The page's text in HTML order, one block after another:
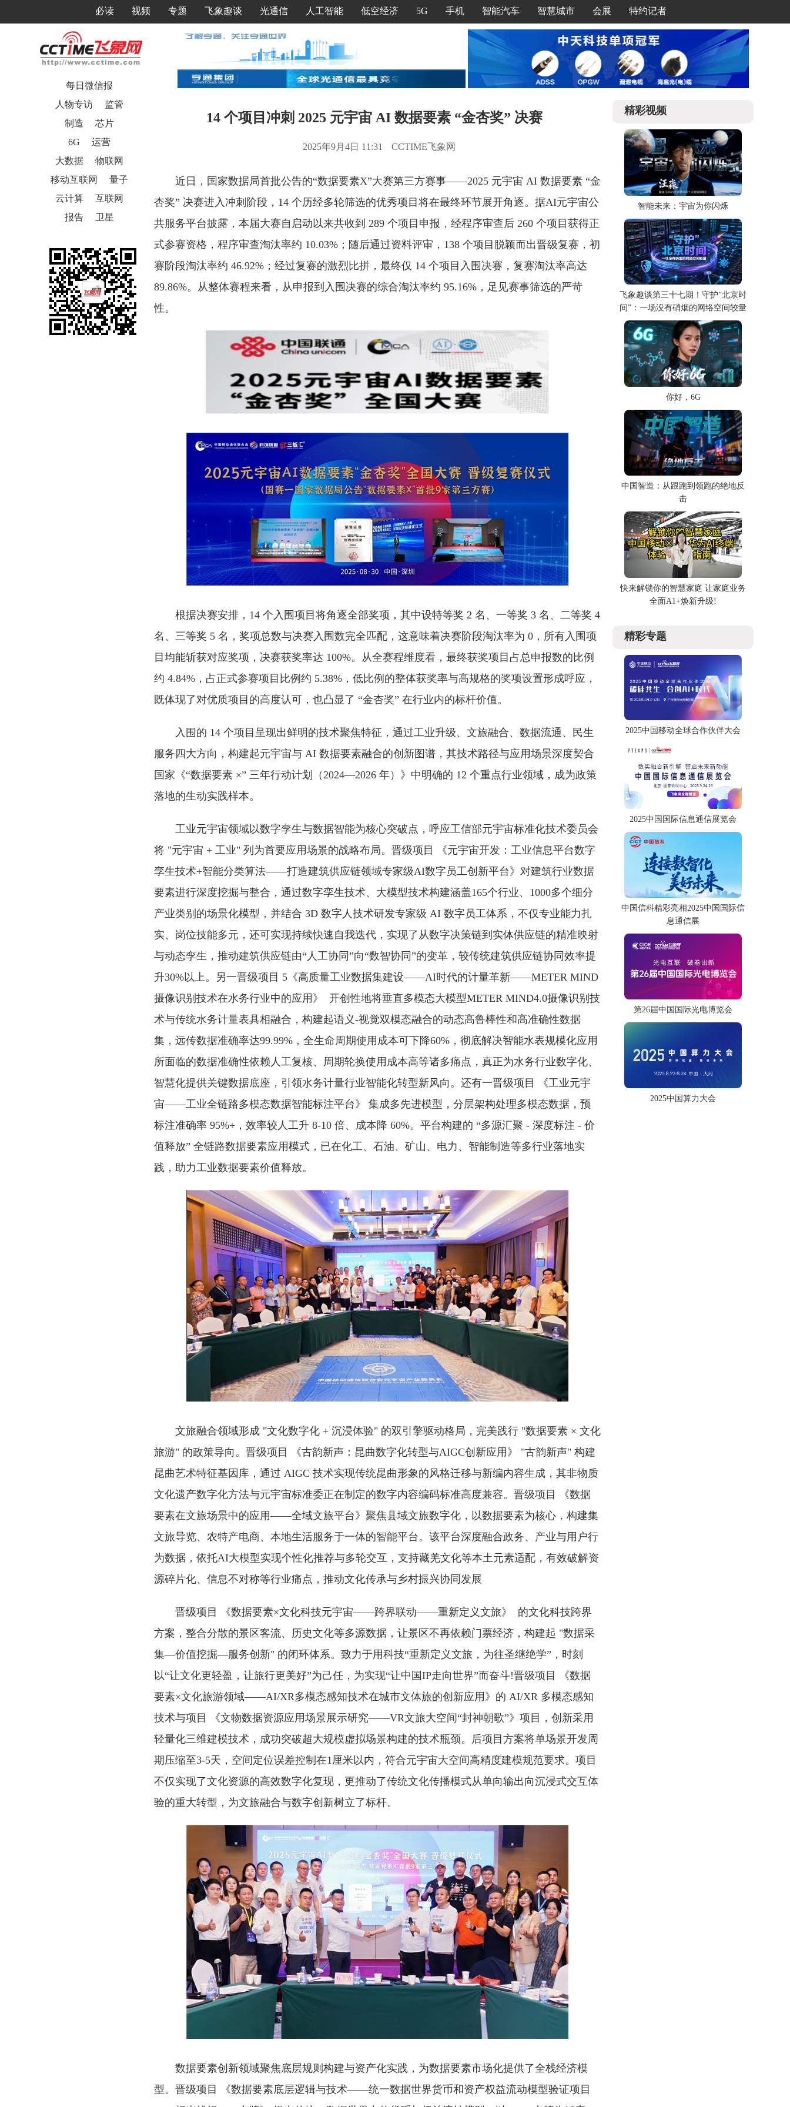
必读 视频 专题 飞象趣谈 光通信 人工智能 低空经济 5G 手机 智能汽车 智慧城市 会展 特约记者
每日微信报
人物专访
监管
制造
芯片
6G
运营
大数据
物联网
移动互联网
量子
云计算
互联网
报告
卫星
14 个项目冲刺 2025 元宇宙 AI 数据要素 “金杏奖” 决赛
2025年9月4日 11:31 CCTIME飞象网
近日，国家数据局首批公告的“数据要素X”大赛第三方赛事——2025 元宇宙 AI 数据要素 “金
杏奖” 决赛进入冲刺阶段，14 个历经多轮筛选的优秀项目将在最终环节展开角逐。据AI元宇宙公
共服务平台披露，本届大赛自启动以来共收到 289 个项目申报，经程序审查后 260 个项目获得正
式参赛资格，程序审查淘汰率约 10.03%；随后通过资料评审，138 个项目脱颖而出晋级复赛，初
赛阶段淘汰率约 46.92%；经过复赛的激烈比拼，最终仅 14 个项目入围决赛，复赛淘汰率高达
89.86%。从整体赛程来看，从申报到入围决赛的综合淘汰率约 95.16%，足见赛事筛选的严苛
性。
根据决赛安排，14 个入围项目将角逐全部奖项，其中设特等奖 2 名、一等奖 3 名、二等奖 4
名、三等奖 5 名，奖项总数与决赛入围数完全匹配，这意味着决赛阶段淘汰率为 0，所有入围项
目均能斩获对应奖项，决赛获奖率达 100%。从全赛程维度看，最终获奖项目占总申报数的比例
约 4.84%，占正式参赛项目比例约 5.38%，低比例的整体获奖率与高规格的奖项设置形成呼应，
既体现了对优质项目的高度认可，也凸显了 “金杏奖” 在行业内的标杆价值。
入围的 14 个项目呈现出鲜明的技术聚焦特征，通过工业升级、文旅融合、数据流通、民生
服务四大方向，构建起元宇宙与 AI 数据要素融合的创新图谱，其技术路径与应用场景深度契合
国家《“数据要素 ×” 三年行动计划（2024—2026 年）》中明确的 12 个重点行业领域，成为政策
落地的生动实践样本。
工业元宇宙领域以数字孪生与数据智能为核心突破点，呼应工信部元宇宙标准化技术委员会
将 "元宇宙 + 工业" 列为首要应用场景的战略布局。晋级项目 《元宇宙开发：工业信息平台数字
孪生技术+智能分类算法——打造建筑供应链领域专家级AI数字员工创新平台》对建筑行业数据
要素进行深度挖掘与整合，通过数字孪生技术、大模型技术构建涵盖165个行业、1000多个细分
产业类别的场景化模型，并结合 3D 数字人技术研发专家级 AI 数字员工体系，不仅专业能力扎
实、岗位技能多元，还可实现持续快速自我迭代，实现了从数字决策链到实体供应链的精准映射
与动态孪生，推动建筑供应链由“人工协同”向“数智协同”的变革，较传统建筑供应链协同效率提
升30%以上。另一晋级项目 5《高质量工业数据集建设——AI时代的计量革新——METER MIND
摄像识别技术在水务行业中的应用》 开创性地将垂直多模态大模型METER MIND4.0摄像识别技
术与传统水务计量表具相融合，构建起语义-视觉双模态融合的动态高鲁棒性和高准确性数据
集，远传数据准确率达99.99%，全生命周期使用成本可下降60%，彻底解决智能水表规模化应用
所面临的数据准确性依赖人工复核、周期轮换使用成本高等诸多痛点，真正为水务行业数字化、
智慧化提供关键数据底座，引领水务计量行业智能化转型新风向。还有一晋级项目 《工业元宇
宙——工业全链路多模态数据智能标注平台》 集成多先进模型，分层架构处理多模态数据，预
标注准确率 95%+，效率较人工升 8-10 倍、成本降 60%。平台构建的 “多源汇聚 - 深度标注 - 价
值释放” 全链路数据要素应用模式，已在化工、石油、矿山、电力、智能制造等多行业落地实
践，助力工业数据要素价值释放。
文旅融合领域形成 "文化数字化 + 沉浸体验" 的双引擎驱动格局，完美践行 "数据要素 × 文化
旅游" 的政策导向。晋级项目 《古韵新声：昆曲数字化转型与AIGC创新应用》 "古韵新声" 构建
昆曲艺术特征基因库，通过 AIGC 技术实现传统昆曲形象的风格迁移与新编内容生成，其非物质
文化遗产数字化方法与元宇宙标准委正在制定的数字内容编码标准高度兼容。晋级项目 《数据
要素在文旅场景中的应用——全域文旅平台》聚焦县域文旅数字化，以数据要素为核心，构建集
文旅导览、农特产电商、本地生活服务于一体的智能平台。该平台深度融合政务、产业与用户行
为数据，依托AI大模型实现个性化推荐与多轮交互，支持藏羌文化等本土元素适配，有效破解资
源碎片化、信息不对称等行业痛点，推动文化传承与乡村振兴协同发展
晋级项目 《数据要素×文化科技元宇宙——跨界联动——重新定义文旅》 的文化科技跨界
方案，整合分散的景区客流、历史文化等多源数据，让景区不再依赖门票经济，构建起 "数据采
集—价值挖掘—服务创新" 的闭环体系。致力于用科技“重新定义文旅，为往圣继绝学”，时刻
以“让文化更轻盈，让旅行更美好”为己任，为实现“让中国IP走向世界”而奋斗!晋级项目 《数据
要素×文化旅游领域——AI/XR多模态感知技术在城市文体旅的创新应用》的 AI/XR 多模态感知
技术与项目 《文物数据资源应用场景展示研究——VR文旅大空间“封神朝歌”》项目，创新采用
轻量化三维建模技术，成功突破超大规模虚拟场景构建的技术瓶颈。后项目方案将单场景开发周
期压缩至3-5天，空间定位误差控制在1厘米以内，符合元宇宙大空间高精度建模规范要求。项目
不仅实现了文化资源的高效数字化复现，更推动了传统文化传播模式从单向输出向沉浸式交互体
验的重大转型，为文旅融合与数字创新树立了标杆。
数据要素创新领域聚焦底层规则构建与资产化实践，为数据要素市场化提供了全栈经济模
型。晋级项目 《数据要素底层逻辑与技术——统一数据世界货币和资产权益流动模型验证项目
精彩视频
智能未来：宇宙为你闪烁
飞象趣谈第三十七期！守护“北京时
间”：一场没有硝烟的网络空间较量
你好，6G
中国智造：从跟跑到领跑的绝地反
击
快来解锁你的智慧家庭 让家庭业务
全面A1+焕新升级!
精彩专题
2025中国移动全球合作伙伴大会
2025中国国际信息通信展览会
中国信科精彩亮相2025中国国际信
息通信展
第26届中国国际光电博览会
2025中国算力大会